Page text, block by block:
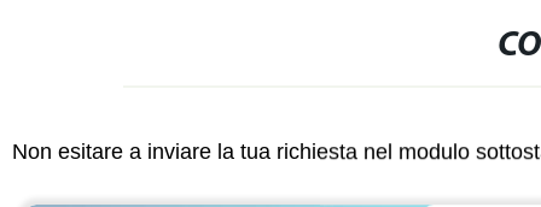
Non esitare a inviare la tua richiesta nel modulo